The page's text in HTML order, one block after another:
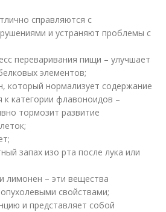
справляются с
и устраняют проблемы с
переваривания пищи – улучшает
элементов;
который нормализует содержание
к категории флавоноидов –
тормозит развитие
запах изо рта после лука или
лимонен – эти вещества
свойствами;
и представляет собой